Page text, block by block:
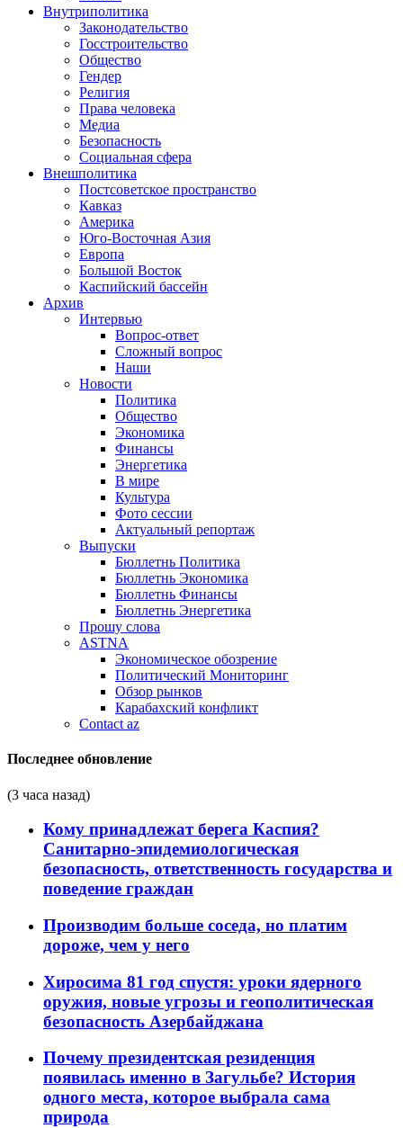
Внутриполитика
Законодательство
Госстроительство
Общество
Гендер
Религия
Права человека
Медиа
Безопасность
Социальная сфера
Внешполитика
Постсоветское пространство
Кавказ
Америка
Юго-Восточная Азия
Европа
Большой Восток
Каспийский бассейн
Архив
Интервью
Вопрос-ответ
Сложный вопрос
Наши
Новости
Политика
Общество
Экономика
Финансы
Энергетика
В мире
Культура
Фото сессии
Актуальный репортаж
Выпуски
Бюллетнь Политика
Бюллетнь Экономика
Бюллетнь Финансы
Бюллетнь Энергетика
Прошу слова
ASTNA
Экономическое обозрение
Политический Мониторинг
Обзор рынков
Карабахский конфликт
Contact az
Последнее обновление
(3 часа назад)
Кому принадлежат берега Каспия?
Санитарно-эпидемиологическая
безопасность, ответственность государства и
поведение граждан
Производим больше соседа, но платим
дороже, чем у него
Хиросима 81 год спустя: уроки ядерного
оружия, новые угрозы и геополитическая
безопасность Азербайджана
Почему президентская резиденция
появилась именно в Загульбе? История
одного места, которое выбрала сама
природа